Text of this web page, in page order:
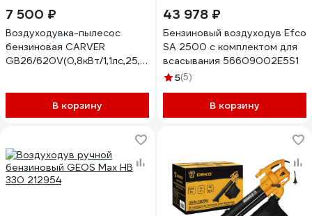
7 500 ₽
Воздуходувка-пылесос
бензиновая CARVER
GB26/620V(0,8кВт/1,1лс,25,4
01.024.00035В корзину
43 978 ₽
Бензиновый воздуходув Efco
SA 2500 c комплектом для
всасывания 56609002E5S1
5(5)
В корзину